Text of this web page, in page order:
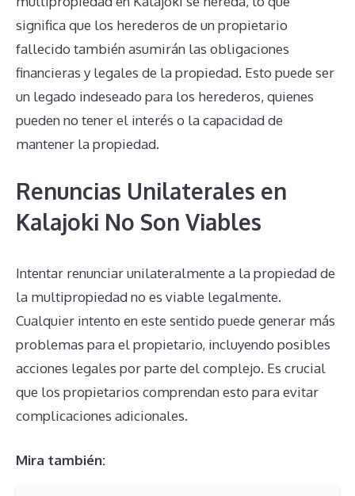
significa que los herederos de un propietario
fallecido también asumirán las obligaciones
financieras y legales de la propiedad. Esto puede ser
un legado indeseado para los herederos, quienes
pueden no tener el interés o la capacidad de
mantener la propiedad.
Renuncias Unilaterales en
Kalajoki No Son Viables
Intentar renunciar unilateralmente a la propiedad de
la multipropiedad no es viable legalmente.
Cualquier intento en este sentido puede generar más
problemas para el propietario, incluyendo posibles
acciones legales por parte del complejo. Es crucial
que los propietarios comprendan esto para evitar
complicaciones adicionales.
Mira también: